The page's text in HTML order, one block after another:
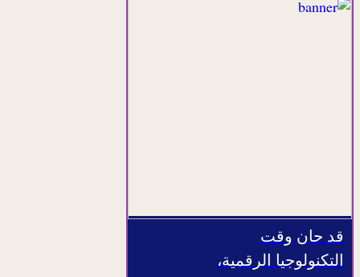
قد حان وقت
التكنولوجيا الرقمية،